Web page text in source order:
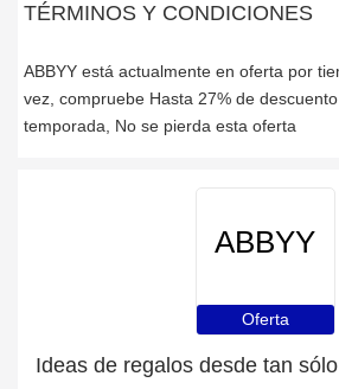
TÉRMINOS Y CONDICIONES
ABBYY está actualmente en oferta por
vez, compruebe Hasta 27% de
temporada, No se pierda esta oferta
ABBYY
Oferta
Ideas de regalos desde tan